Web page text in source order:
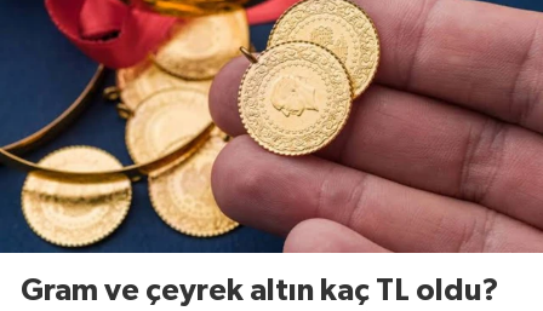
Gram ve çeyrek altın kaç TL oldu?